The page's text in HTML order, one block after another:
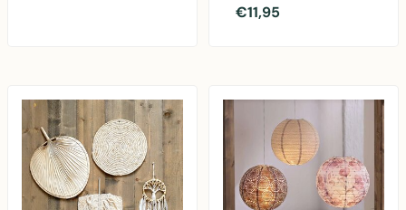
kustuitstraling met
€11,95